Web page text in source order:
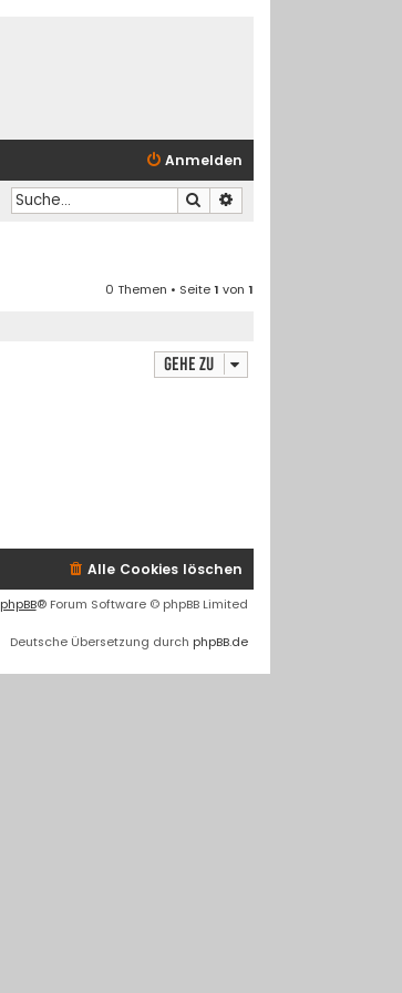
Anmelden
Suche
0 Themen • Seite1 von 1
Gehe zu
Alle Cookies löschen
phpBB® Forum Software © phpBB Limited
Deutsche Übersetzung durch phpBB.de